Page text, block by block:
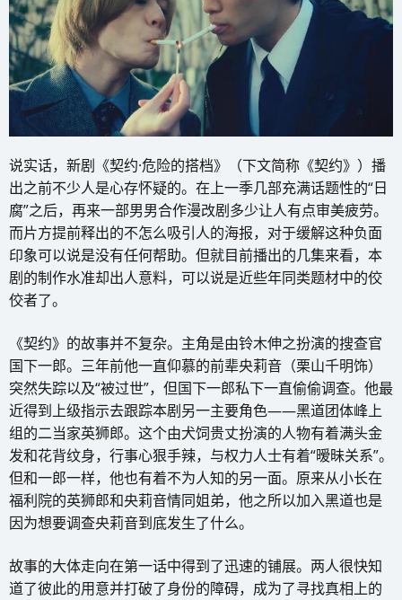
说实话，新剧《契约·危险的搭档》（下文简称《契约》）播
出之前不少人是心存怀疑的。在上一季几部充满话题性的“日
腐”之后，再来一部男男合作漫改剧多少让人有点审美疲劳。
而片方提前释出的不怎么吸引人的海报，对于缓解这种负面
印象可以说是没有任何帮助。但就目前播出的几集来看，本
剧的制作水准却出人意料，可以说是近些年同类题材中的佼
佼者了。
《契约》的故事并不复杂。主角是由铃木伸之扮演的搜查官
国下一郎。三年前他一直仰慕的前辈央莉音（栗山千明饰）
突然失踪以及“被过世”，但国下一郎私下一直偷偷调查。他最
近得到上级指示去跟踪本剧另一主要角色——黑道团体峰上
组的二当家英狮郎。这个由犬饲贵丈扮演的人物有着满头金
发和花背纹身，行事心狠手辣，与权力人士有着“暧昧关系”。
但和一郎一样，他也有着不为人知的另一面。原来从小长在
福利院的英狮郎和央莉音情同姐弟，他之所以加入黑道也是
因为想要调查央莉音到底发生了什么。
故事的大体走向在第一话中得到了迅速的铺展。两人很快知
道了彼此的用意并打破了身份的障碍，成为了寻找真相上的